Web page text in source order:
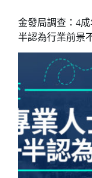
金發局調查：4
半認為行業前景